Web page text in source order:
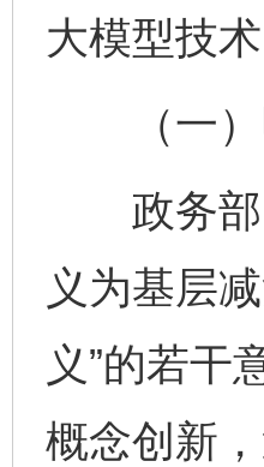
大模型技
（一）
政务部
义为基层
义”的若干
概念创新